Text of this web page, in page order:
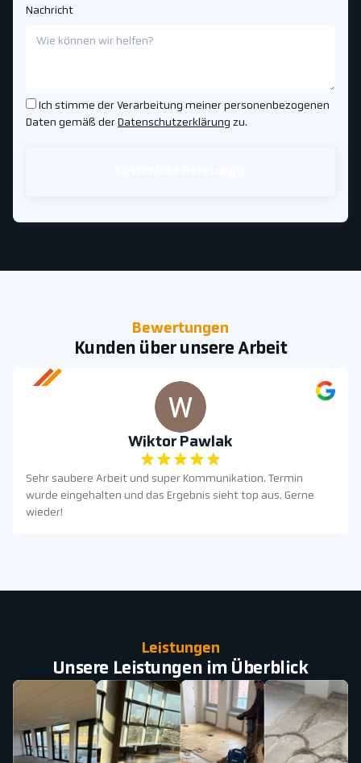
Nachricht
Ich stimme der Verarbeitung meiner personenbezogenen
Daten gemäß der Datenschutzerklärung zu.
Bewertungen
Kunden über unsere Arbeit
Wiktor Pawlak
Sehr saubere Arbeit und super Kommunikation. Termin
wurde eingehalten und das Ergebnis sieht top aus. Gerne
wieder!
Leistungen
Unsere Leistungen im Überblick